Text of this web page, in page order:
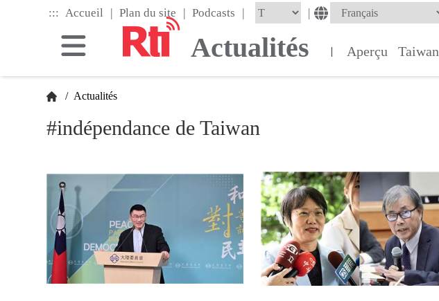
::: Accueil | Plan du site | Podcasts | |
Actualités | Aperçu Taiwan
/ Actualités
#indépendance de Taiwan